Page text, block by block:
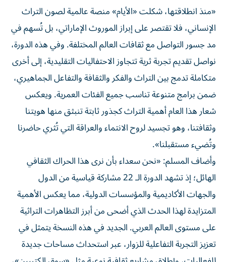
«منذ انطلاقتها، شكلت «الأيام» منصة عالمية لصون التراث
الإنساني، فلا تقتصر على إبراز الموروث الإماراتي، بل تُسهم في
مد جسور التواصل مع ثقافات العالم المختلفة. وفي هذه الدورة،
نواصل تقديم تجربة ثرية تتجاوز الاحتفاليات التقليدية، إلى أخرى
متكاملة تدمج بين التراث والفكر والثقافة والتفاعل الجماهيري،
ضمن برامج متنوعة تناسب جميع الفئات العمرية. ويعكس
شعار هذا العام أهمية التراث كجذور ثابتة تنبثق منها هويتنا
وثقافتنا، وهو تجسيد لروح الانتماء والعراقة التي تُثري حاضرنا
وتُضيء مستقبلنا».
وأضاف المسلم: «نحن سعداء بأن نرى هذا الحراك الثقافي
الهائل؛ إذ تشهد الدورة الـ 22 مشاركة قياسية من الدول
والجهات الأكاديمية والمؤسسات الدولية، مما يعكس الأهمية
المتزايدة لهذا الحدث الذي أضحى من أبرز التظاهرات التراثية
على مستوى العالم العربي. الجديد في هذه النسخة يتمثل في
تعزيز التجربة التفاعلية للزوار، عبر استحداث مساحات جديدة